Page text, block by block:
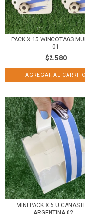
PACK X 15 WINCOTAGS
01
$2.580
MINI PACK X 6 U